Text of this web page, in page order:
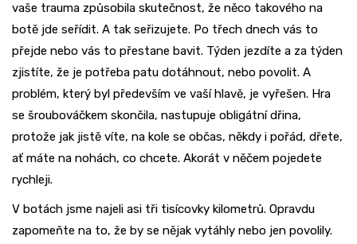
vaše trauma způsobila skutečnost, že něco takového na
botě jde seřídit. A tak seřizujete. Po třech dnech vás to
přejde nebo vás to přestane bavit. Týden jezdíte a za týden
zjistíte, že je potřeba patu dotáhnout, nebo povolit. A
problém, který byl především ve vaší hlavě, je vyřešen. Hra
se šroubováčkem skončila, nastupuje obligátní dřina,
protože jak jistě víte, na kole se občas, někdy i pořád, dřete,
ať máte na nohách, co chcete. Akorát v něčem pojedete
rychleji.
V botách jsme najeli asi tři tisícovky kilometrů. Opravdu
zapomeňte na to, že by se nějak vytáhly nebo jen povolily.